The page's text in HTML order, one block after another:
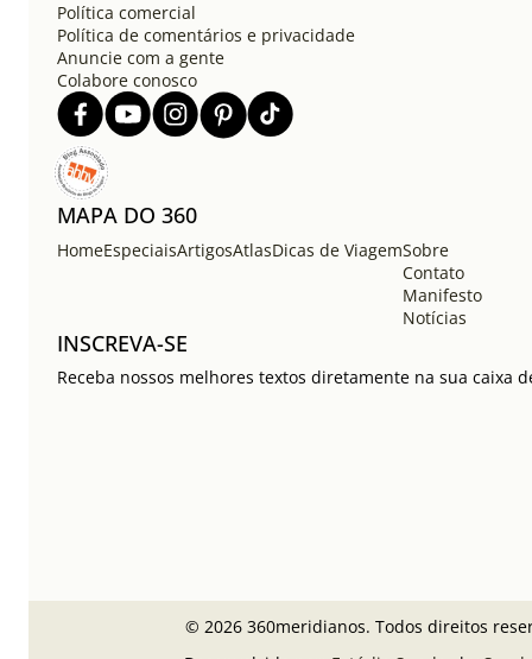
Política comercial
Política de comentários e privacidade
Anuncie com a gente
Colabore conosco
MAPA DO 360
HomeEspeciaisArtigosAtlasDicas de ViagemSobre
Contato
Manifesto
Notícias
INSCREVA-SE
Receba nossos melhores textos diretamente na sua caixa
© 2026 360meridianos. Todos direitos